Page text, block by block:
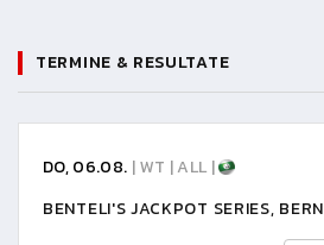
TERMINE & RESULTATE
DO, 06.08. | WT | ALL |
BENTELI'S JACKPOT SERIES, BERN